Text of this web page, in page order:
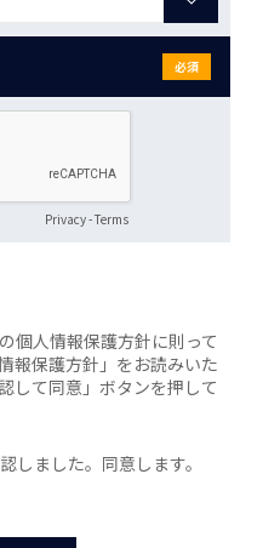
必須
Privacy-Terms
個人情報保護方針に則って
報保護方針」をお読みいた
して同意」ボタンを押して
しました。同意します。